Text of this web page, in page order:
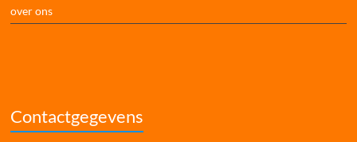
over ons
Contactgegevens